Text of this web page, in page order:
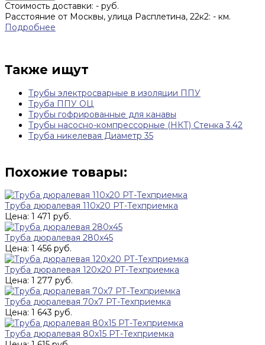
Стоимость доставки: - руб.
Расстояние от Москвы, улица Расплетина, 22к2: - км.
Подробнее
Также ищут
Трубы электросварные в изоляции ППУ
Труба ППУ ОЦ
Трубы гофрированные для канавы
Трубы насосно-компрессорные (НКТ) Стенка 3.42
Труба никелевая Диаметр 35
Похожие товары:
Труба дюралевая 110x20 РТ-Техприемка
Цена: 1 471 руб.
Труба дюралевая 280x45
Цена: 1 456 руб.
Труба дюралевая 120x20 РТ-Техприемка
Цена: 1 277 руб.
Труба дюралевая 70x7 РТ-Техприемка
Цена: 1 643 руб.
Труба дюралевая 80x15 РТ-Техприемка